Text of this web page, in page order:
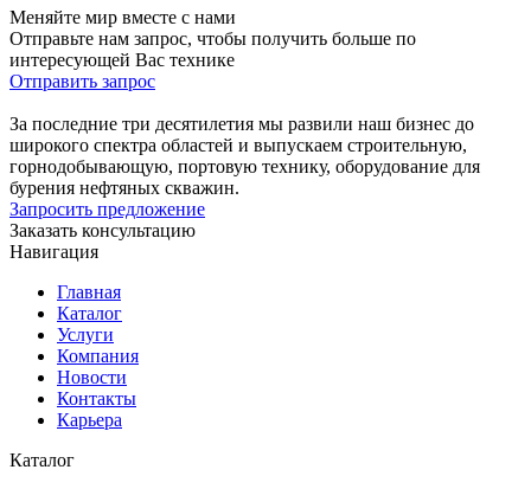
Меняйте мир вместе с нами
Отправьте нам запрос, чтобы получить больше по
интересующей Вас технике
Отправить запрос
За последние три десятилетия мы развили наш бизнес до
широкого спектра областей и выпускаем строительную,
горнодобывающую, портовую технику, оборудование для
бурения нефтяных скважин.
Запросить предложение
Заказать консультацию
Навигация
Главная
Каталог
Услуги
Компания
Новости
Контакты
Карьера
Каталог